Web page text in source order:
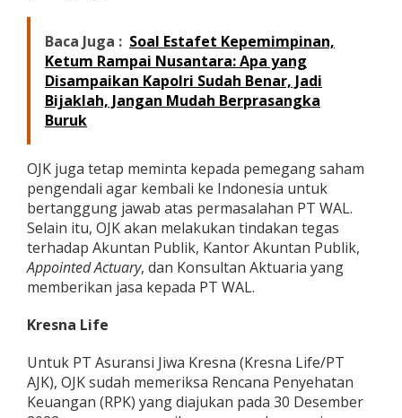
Baca Juga : Soal Estafet Kepemimpinan,
Ketum Rampai Nusantara: Apa yang
Disampaikan Kapolri Sudah Benar, Jadi
Bijaklah, Jangan Mudah Berprasangka
Buruk
OJK juga tetap meminta kepada pemegang saham
pengendali agar kembali ke Indonesia untuk
bertanggung jawab atas permasalahan PT WAL.
Selain itu, OJK akan melakukan tindakan tegas
terhadap Akuntan Publik, Kantor Akuntan Publik,
Appointed Actuary, dan Konsultan Aktuaria yang
memberikan jasa kepada PT WAL.
Kresna Life
Untuk PT Asuransi Jiwa Kresna (Kresna Life/PT
AJK), OJK sudah memeriksa Rencana Penyehatan
Keuangan (RPK) yang diajukan pada 30 Desember